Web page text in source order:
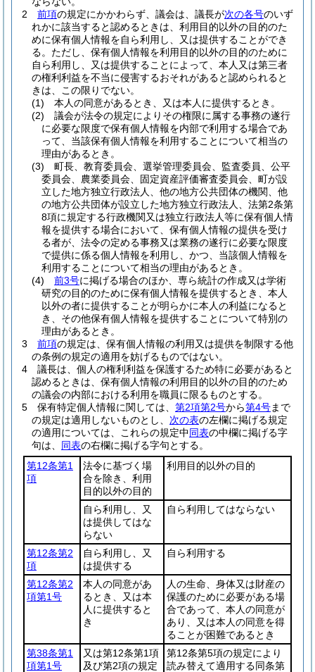
2
前項の規定にかかわらず、議会は、議長が次の各号のいず
れかに該当すると認めるときは、利用目的以外の目的のた
めに保有個人情報を自ら利用し、又は提供することができ
る。 ただし、保有個人情報を利用目的以外の目的のために
自ら利用し、又は提供することによって、本人又は第三者
の権利利益を不当に侵害するおそれがあると認められると
きは、この限りでない。
(1)
本人の同意があるとき、又は本人に提供するとき。
(2)
議会が法令の規定によりその権限に属する事務の遂行
に必要な限度で保有個人情報を内部で利用する場合であ
って、当該保有個人情報を利用することについて相当の
理由があるとき。
(3)
町長、教育委員会、選挙管理委員会、監査委員、公平
委員会、農業委員会、固定資産評価審査委員会、町が設
立した地方独立行政法人、他の地方公共団体の機関、他
の地方公共団体が設立した地方独立行政法人、法第2条第
8項に規定する行政機関又は独立行政法人等に保有個人情
報を提供する場合において、保有個人情報の提供を受け
る者が、法令の定める事務又は業務の遂行に必要な限度
で提供に係る個人情報を利用し、かつ、当該個人情報を
利用することについて相当の理由があるとき。
(4)
前3号に掲げる場合のほか、専ら統計の作成又は学術
研究の目的のために保有個人情報を提供するとき、本人
以外の者に提供することが明らかに本人の利益になると
き、その他保有個人情報を提供することについて特別の
理由があるとき。
3
前項の規定は、保有個人情報の利用又は提供を制限する他
の条例の規定の適用を妨げるものではない。
4
議長は、個人の権利利益を保護するため特に必要があると
認めるときは、保有個人情報の利用目的以外の目的のため
の議会の内部における利用を職員に限るものとする。
5
保有特定個人情報に関しては、 第2項第2号から第4号まで
の規定は適用しないものとし、 次の表の左欄に掲げる規定
の適用については、これらの規定中同表の中欄に掲げる字
句は、 同表の右欄に掲げる字句とする。
第12条第1
項
法令に基づく場
合を除き、利用
目的以外の目的
利用目的以外の目的
自ら利用し、又
は提供してはな
らない
自ら利用してはならない
第12条第2
項
自ら利用し、又
は提供する
自ら利用する
第12条第2
項第1号
本人の同意があ
るとき、又は本
人に提供すると
き
人の生命、身体又は財産の
保護のために必要がある場
合であって、本人の同意が
あり、又は本人の同意を得
ることが困難であるとき
第38条第1
項第1号
又は第12条第1項
及び第2項の規定
第12条第5項の規定により
読み替えて適用する同条第